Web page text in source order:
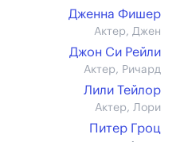
Дженна Фишер
Актер, Джен
Джон Си Рейли
Актер, Ричард
Лили Тейлор
Актер, Лори
Питер Гроц